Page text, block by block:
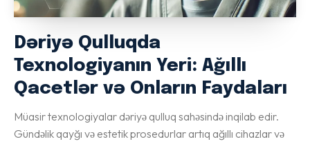
Dəriyə Qulluqda
Texnologiyanın Yeri: Ağıllı
Qacetlər və Onların Faydaları
Müasir texnologiyalar dəriyə qulluq sahəsində inqilab edir.
Gündəlik qayğı və estetik prosedurlar artıq ağıllı cihazlar və